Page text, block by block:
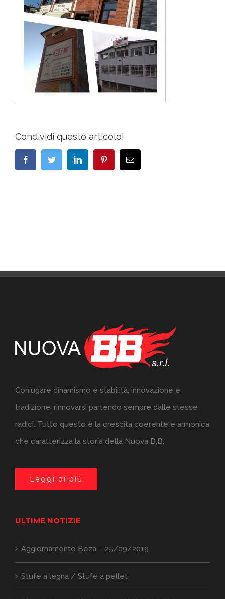
Condividi questo articolo!
FacebookTwitter LinkedIn PinterestEmail
Coniugare dinamismo e stabilità, innovazione e
tradizione, rinnovarsi partendo sempre dalle stesse
radici. Tutto questo è la crescita coerente e armonica
che caratterizza la storia della Nuova B.B.
Leggi di più
ULTIME NOTIZIE
Aggiornamento Beza – 25/09/2019
Stufe a legna / Stufe a pellet